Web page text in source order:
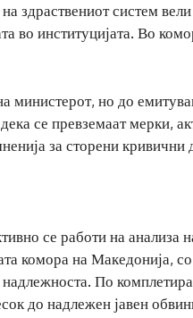
здраствениот систем
во институцијата. Во
министерот, но до
се превземаат мерки,
за сторени кривични
се работи на анализа
комора на Македонија,
По
до надлежен јавен